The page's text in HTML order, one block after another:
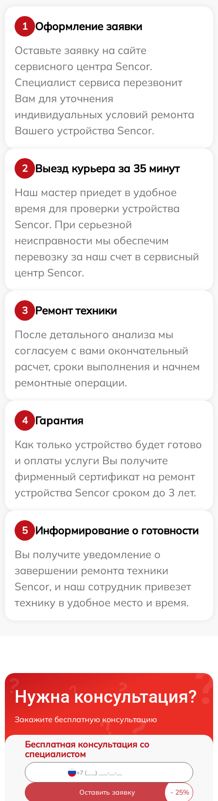
1
Оформление заявки
Оставьте заявку на сайте
сервисного центра Sencor.
Специалист сервиса перезвонит
Вам для уточнения
индивидуальных условий ремонта
Вашего устройства Sencor.
2
Выезд курьера за 35 минут
Наш мастер приедет в удобное
время для проверки устройства
Sencor. При серьезной
неисправности мы обеспечим
перевозку за наш счет в сервисный
центр Sencor.
3
Ремонт техники
После детального анализа мы
согласуем с вами окончательный
расчет, сроки выполнения и начнем
ремонтные операции.
4
Гарантия
Как только устройство будет готово
и оплаты услуги Вы получите
фирменный сертификат на ремонт
устройства Sencor сроком до 3 лет.
5
Информирование о готовности
Вы получите уведомление о
завершении ремонта техники
Sencor, и наш сотрудник привезет
технику в удобное место и время.
Нужна консультация?
Закажите бесплатную консультацию
Бесплатная консультация со
специалистом
Оставить заявку